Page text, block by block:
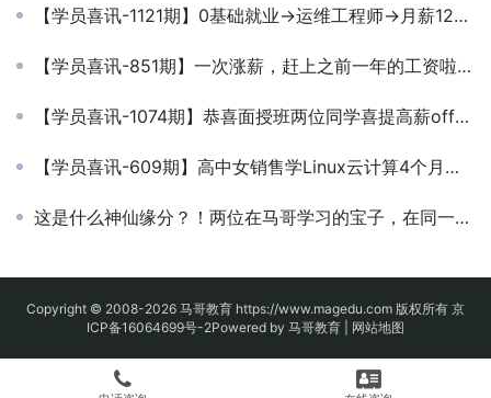
【学员喜讯-1121期】0基础就业→运维工程师→月薪12K！
【学员喜讯-851期】一次涨薪，赶上之前一年的工资啦，马帮学子真优秀！
【学员喜讯-1074期】恭喜面授班两位同学喜提高薪offer！一位学员是20K，另一位学员是15K
【学员喜讯-609期】高中女销售学Linux云计算4个月搞定年薪12万
这是什么神仙缘分？！两位在马哥学习的宝子，在同一家公司相遇了！
Copyright © 2008-2026 马哥教育 https://www.magedu.com 版权所有 京
ICP备16064699号-2Powered by 马哥教育 | 网站地图